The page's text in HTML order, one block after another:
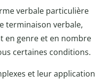
verbale particulière
terminaison verbale,
en genre et en nombre
certaines conditions.
et leur application